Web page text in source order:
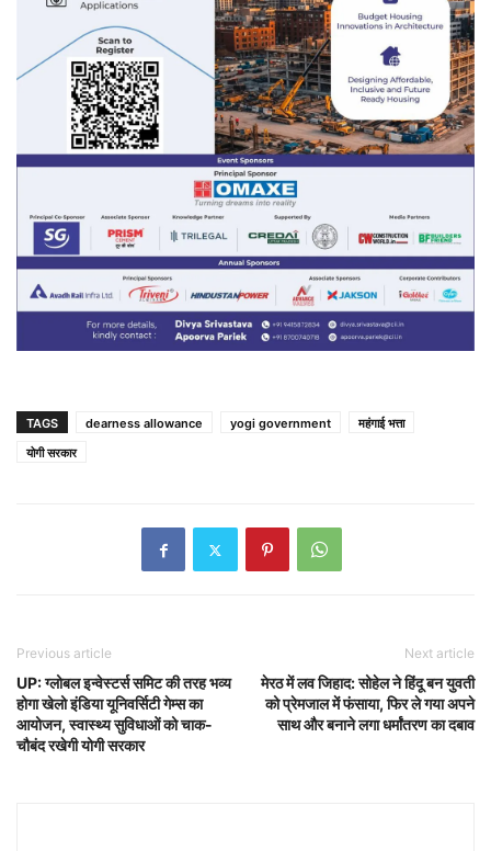
TAGS dearness allowance yogi government
महंगाई भत्ता
योगी सरकार
Previous article
UP: ग्लोबल इन्वेस्टर्स समिट की तरह भव्य
होगा खेलो इंडिया यूनिवर्सिटी गेम्स का
आयोजन, स्वास्थ्य सुविधाओं को चाक-
चौबंद रखेगी योगी सरकार
Next article
मेरठ में लव जिहाद: सोहेल ने हिंदू बन युवती
को प्रेमजाल में फंसाया, फिर ले गया अपने
साथ और बनाने लगा धर्मांतरण का दबाव